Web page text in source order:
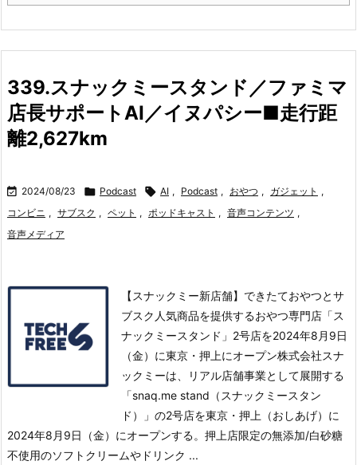
339.スナックミースタンド／ファミマ
店長サポートAI／イヌパシー■走行距
離2,627km
 2024/08/23  Podcast  AI , Podcast , おやつ , ガジェット ,
コンビニ , サブスク , ペット , ポッドキャスト , 音声コンテンツ ,
音声メディア
【スナックミー新店舗】できたておやつとサ
ブスク人気商品を提供するおやつ専門店「ス
ナックミースタンド」2号店を2024年8月9日
（金）に東京・押上にオープン株式会社スナ
ックミーは、リアル店舗事業として展開する
「snaq.me stand（スナックミースタン
ド）」の2号店を東京・押上（おしあげ）に
2024年8月9日（金）にオープンする。 押上店限定の無添加/白砂糖
不使用のソフトクリームやドリンク ...